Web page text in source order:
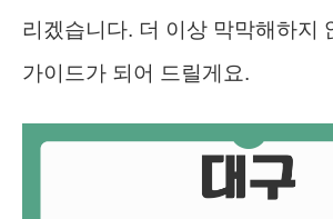
리겠습니다. 더 이상 막막해하지
가이드가 되어 드릴게요.